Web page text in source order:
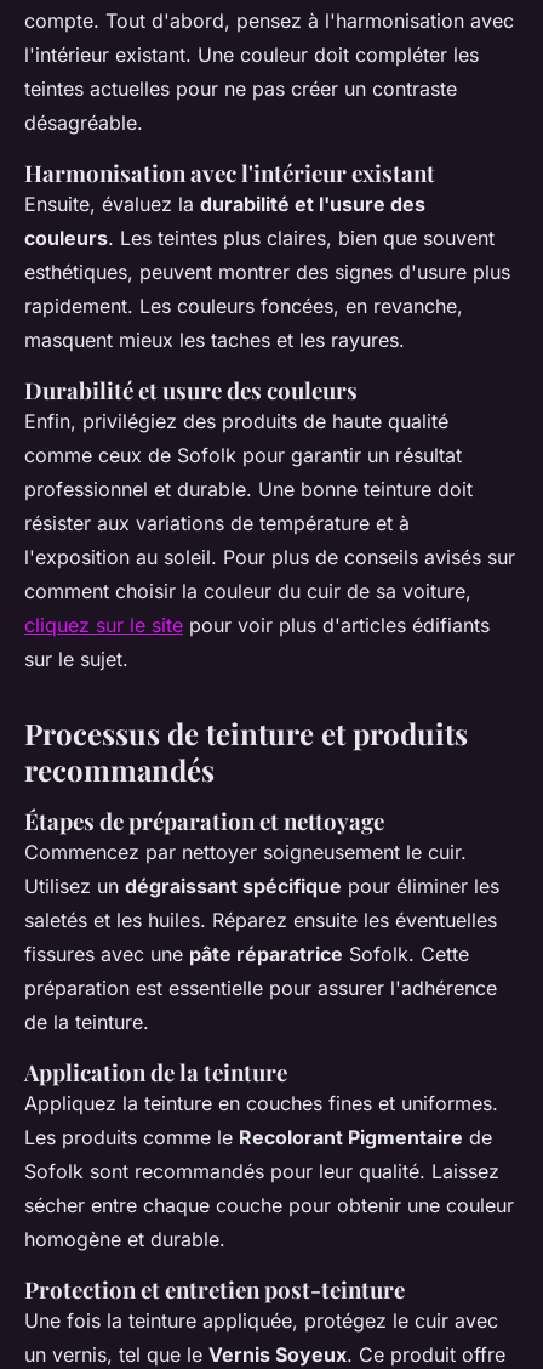
compte. Tout d'abord, pensez à l'harmonisation avec
l'intérieur existant. Une couleur doit compléter les
teintes actuelles pour ne pas créer un contraste
désagréable.
Harmonisation avec l'intérieur existant
Ensuite, évaluez la durabilité et l'usure des
couleurs. Les teintes plus claires, bien que souvent
esthétiques, peuvent montrer des signes d'usure plus
rapidement. Les couleurs foncées, en revanche,
masquent mieux les taches et les rayures.
Durabilité et usure des couleurs
Enfin, privilégiez des produits de haute qualité
comme ceux de Sofolk pour garantir un résultat
professionnel et durable. Une bonne teinture doit
résister aux variations de température et à
l'exposition au soleil. Pour plus de conseils avisés sur
comment choisir la couleur du cuir de sa voiture,
cliquez sur le site pour voir plus d'articles édifiants
sur le sujet.
Processus de teinture et produits
recommandés
Étapes de préparation et nettoyage
Commencez par nettoyer soigneusement le cuir.
Utilisez un dégraissant spécifique pour éliminer les
saletés et les huiles. Réparez ensuite les éventuelles
fissures avec une pâte réparatrice Sofolk. Cette
préparation est essentielle pour assurer l'adhérence
de la teinture.
Application de la teinture
Appliquez la teinture en couches fines et uniformes.
Les produits comme le Recolorant Pigmentaire de
Sofolk sont recommandés pour leur qualité. Laissez
sécher entre chaque couche pour obtenir une couleur
homogène et durable.
Protection et entretien post-teinture
Une fois la teinture appliquée, protégez le cuir avec
un vernis, tel que le Vernis Soyeux. Ce produit offre